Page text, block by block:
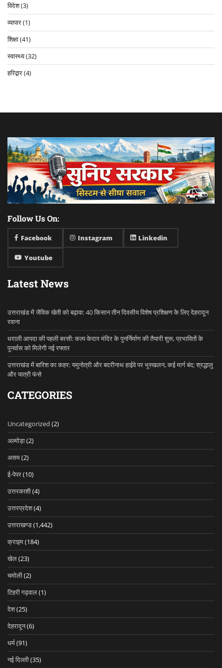
विदेश(3)
व्यापार(1)
शिक्षा(41)
स्वास्थ्य(32)
हरिद्वार(4)
Follow Us On:
Facebook Instagram Linkedin
Youtube
Latest News
उत्तराखंड में जैविक खेती को बढ़ावा: 40 किसान तीन दिवसीय विशेष प्रशिक्षण के लिए देहरादून
रवाना
धराली आपदा की पहली बरसी: कल्प केदार मंदिर के पुनर्निर्माण की तैयारी शुरू, प्रभावितों के
पुनर्वास को मिलेगी नई रफ्तार
उत्तराखंड में बारिश का कहर: यमुनोत्री और बदरीनाथ हाईवे पर भूस्खलन, कई मार्ग बंद; श्रद्धालु
और यात्री फंसे
CATEGORIES
Uncategorized (2)
अल्मोड़ा(2)
असम(2)
ई-पेपर(10)
उत्तरकाशी(4)
उत्तरप्रदेश(4)
उत्तराखण्ड(1,442)
क्राइम(184)
खेल(23)
चमोली(2)
टिहरी गढ़वाल(1)
देश(25)
देहरादून(6)
धर्म(91)
नई दिल्ली(35)